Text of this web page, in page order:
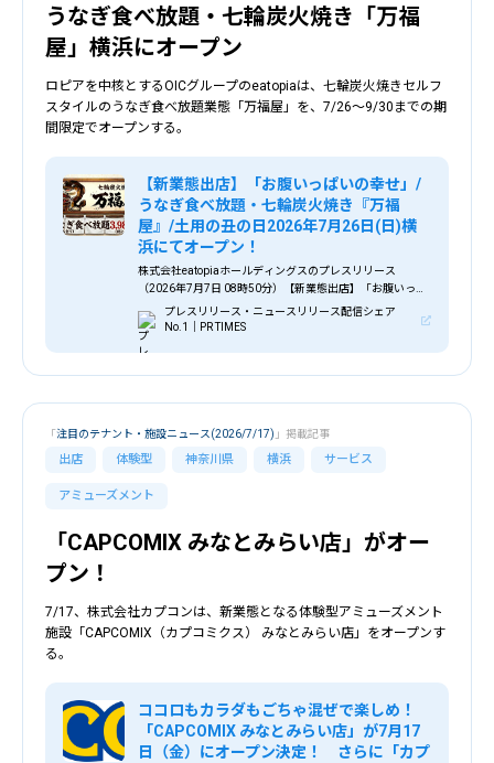
うなぎ食べ放題・七輪炭火焼き「万福
屋」横浜にオープン
ロピアを中核とするOICグループのeatopiaは、七輪炭火焼きセルフ
スタイルのうなぎ食べ放題業態「万福屋」を、7/26～9/30までの期
間限定でオープンする。
【新業態出店】「お腹いっぱいの幸せ」/
うなぎ食べ放題・七輪炭火焼き『万福
屋』/土用の丑の日2026年7月26日(日)横
浜にてオープン！
株式会社eatopiaホールディングスのプレスリリース
（2026年7月7日 08時50分）【新業態出店】「お腹いっぱ
いの幸せ」/うなぎ食べ放題・七輪炭火焼き『万福屋』/土
用の丑の日2026年7月26日(日)横浜にてオープン！
プレスリリース・ニュースリリース配信シェア
No.1｜PR TIMES
出店 体験型 神奈川県 横浜 サービス
アミューズメント
「注目のテナント・施設ニュース(2026/7/17) 」掲載記事
「CAPCOMIX みなとみらい店」がオー
プン！
7/17、株式会社カプコンは、新業態となる体験型アミューズメント
施設「CAPCOMIX（カプコミクス） みなとみらい店」をオープンす
る。
ココロもカラダもごちゃ混ぜで楽しめ！
「CAPCOMIX みなとみらい店」が7月17
日（金）にオープン決定！ さらに「カプ